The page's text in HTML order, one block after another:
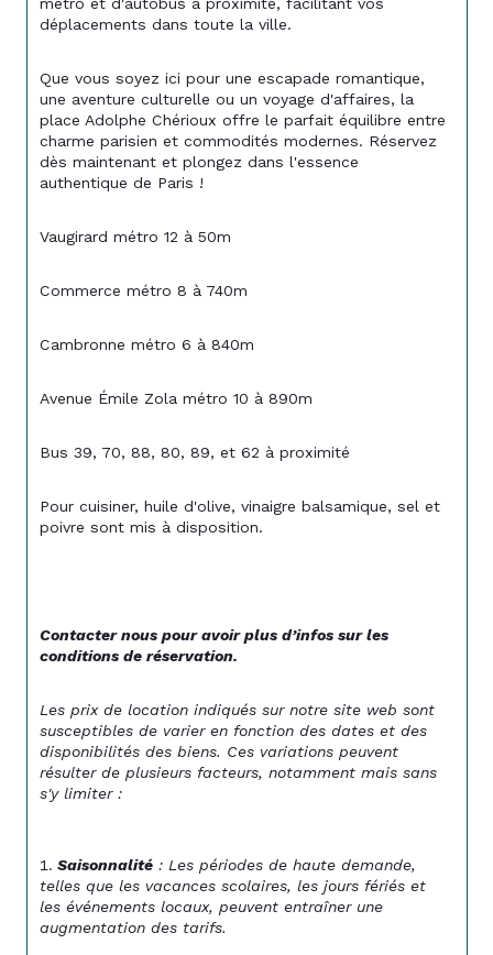
déplacements dans toute la ville.
Que vous soyez ici pour une escapade romantique,
une aventure culturelle ou un voyage d'affaires, la
place Adolphe Chérioux offre le parfait équilibre entre
charme parisien et commodités modernes. Réservez
dès maintenant et plongez dans l'essence
authentique de Paris !
Vaugirard métro 12 à 50m
Commerce métro 8 à 740m
Cambronne métro 6 à 840m
Avenue Émile Zola métro 10 à 890m
Bus 39, 70, 88, 80, 89, et 62 à proximité
Pour cuisiner, huile d'olive, vinaigre balsamique, sel et
poivre sont mis à disposition.
Contacter nous pour avoir plus d’infos sur les
conditions de réservation.
Les prix de location indiqués sur notre site web sont
susceptibles de varier en fonction des dates et des
disponibilités des biens. Ces variations peuvent
résulter de plusieurs facteurs, notamment mais sans
s'y limiter :
Saisonnalité : Les périodes de haute demande,
telles que les vacances scolaires, les jours fériés et
les événements locaux, peuvent entraîner une
augmentation des tarifs.